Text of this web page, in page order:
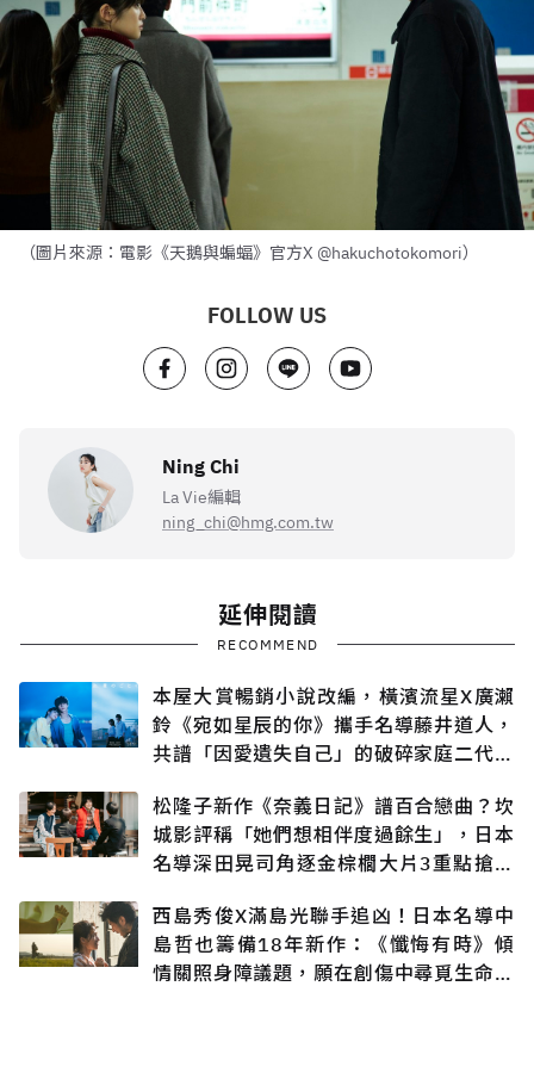
（圖片來源：電影《天鵝與蝙蝠》官方X @hakuchotokomori）
FOLLOW US
Ning Chi
La Vie編輯
ning_chi@hmg.com.tw
延伸閱讀
RECOMMEND
本屋大賞暢銷小說改編，橫濱流星X廣瀨
鈴《宛如星辰的你》攜手名導藤井道人，
共譜「因愛遺失自己」的破碎家庭二代悲
松隆子新作《奈義日記》譜百合戀曲？坎
城影評稱「她們想相伴度過餘生」，日本
名導深田晃司角逐金棕櫚大片3重點搶先
西島秀俊X滿島光聯手追凶！日本名導中
島哲也籌備18年新作：《懺悔有時》傾
情關照身障議題，願在創傷中尋覓生命出